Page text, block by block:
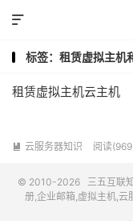

标签：租赁虚拟主机
租赁虚拟主机云主机
 云服务器知识 阅读
© 2010-2026 三五互联
册,企业邮箱,虚拟主机,云